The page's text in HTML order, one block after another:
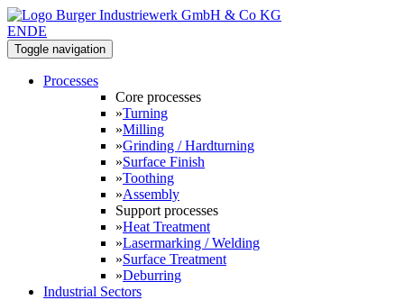
ENDE
Toggle navigation
Processes
Core processes
»Turning
»Milling
»Grinding / Hardturning
»Surface Finish
»Toothing
»Assembly
Support processes
»Heat Treatment
»Lasermarking / Welding
»Surface Treatment
»Deburring
Industrial Sectors